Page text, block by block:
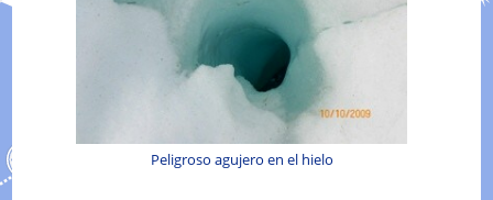
Peligroso agujero en el hielo